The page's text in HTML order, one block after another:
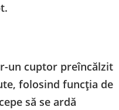
un cuptor preîncălzit
folosind funcția de
să se ardă